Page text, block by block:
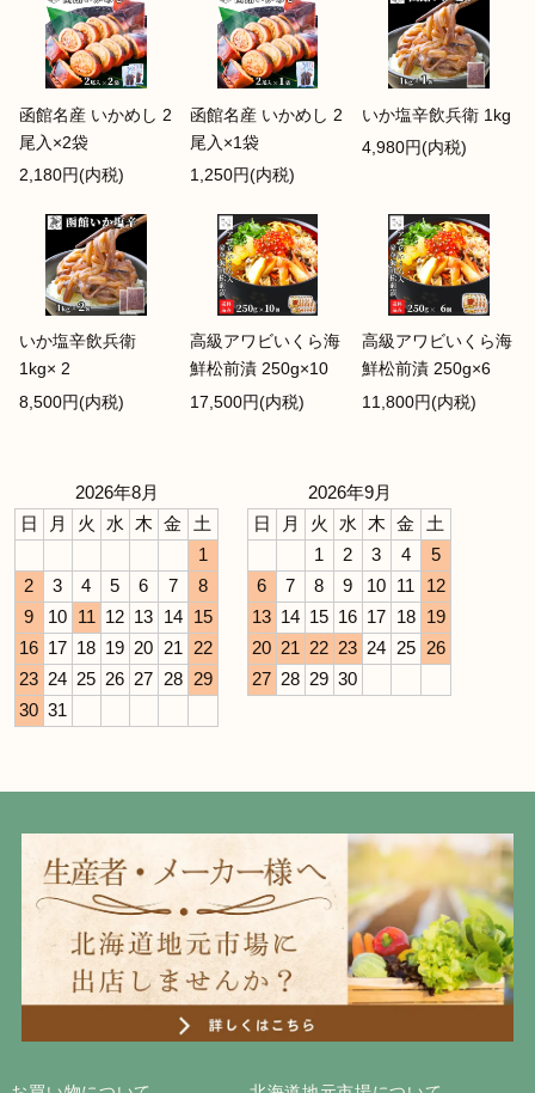
函館名産 いかめし 2
尾入×2袋
2,180円(内税)
函館名産 いかめし 2
尾入×1袋
1,250円(内税)
いか塩辛飲兵衛 1kg
4,980円(内税)
いか塩辛飲兵衛
1kg× 2
8,500円(内税)
高級アワビいくら海
鮮松前漬 250g×10
17,500円(内税)
高級アワビいくら海
鮮松前漬 250g×6
11,800円(内税)
2026年8月
日
月 火 水 木 金
土
1
2
3 4 5 6 7
8
9
10 11 12 13 14
15
16 17 18 19 20 21
22
23 24 25 26 27 28
29
30 31
2026年9月
日
月 火 水 木 金
土
1
2 3 4
5
6
7 8 9 10 11
12
13 14 15 16 17 18
19
20 21 22 23 24 25
26
27 28 29 30